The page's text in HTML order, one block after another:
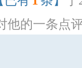
他的一条点